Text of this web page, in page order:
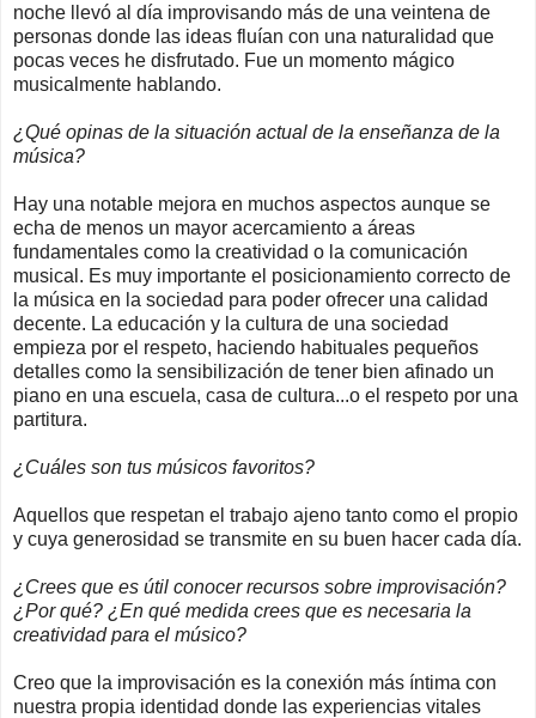
noche llevó al día improvisando más de una veintena de
personas donde las ideas fluían con una naturalidad que
pocas veces he disfrutado. Fue un momento mágico
musicalmente hablando.
¿Qué opinas de la situación actual de la enseñanza de la
música?
Hay una notable mejora en muchos aspectos aunque se
echa de menos un mayor acercamiento a áreas
fundamentales como la creatividad o la comunicación
musical. Es muy importante el posicionamiento correcto de
la música en la sociedad para poder ofrecer una calidad
decente. La educación y la cultura de una sociedad
empieza por el respeto, haciendo habituales pequeños
detalles como la sensibilización de tener bien afinado un
piano en una escuela, casa de cultura...o el respeto por una
partitura.
¿Cuáles son tus músicos favoritos?
Aquellos que respetan el trabajo ajeno tanto como el propio
y cuya generosidad se transmite en su buen hacer cada día.
¿Crees que es útil conocer recursos sobre improvisación?
¿Por qué? ¿En qué medida crees que es necesaria la
creatividad para el músico?
Creo que la improvisación es la conexión más íntima con
nuestra propia identidad donde las experiencias vitales